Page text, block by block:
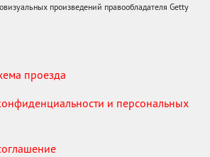
произведений правообладателя Getty
проезда
и персональных